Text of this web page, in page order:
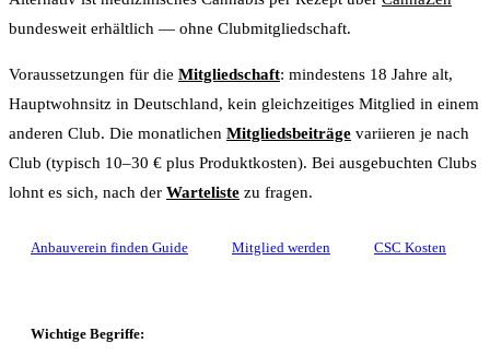
bundesweit erhältlich — ohne Clubmitgliedschaft.
Voraussetzungen für die Mitgliedschaft: mindestens 18 Jahre alt,
Hauptwohnsitz in Deutschland, kein gleichzeitiges Mitglied in einem
anderen Club. Die monatlichen Mitgliedsbeiträge variieren je nach
Club (typisch 10–30 € plus Produktkosten). Bei ausgebuchten Clubs
lohnt es sich, nach der Warteliste zu fragen.
Anbauverein finden Guide Mitglied werden CSC Kosten
Wichtige Begriffe: